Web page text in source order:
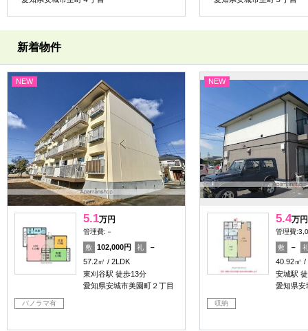
新着物件
NEW
5.1万円
管理費:－
敷 102,000円 礼
－
57.2㎡
2LDK
東刈谷駅 徒歩13分
愛知県安城市美園町２丁目
パノラマ有
NEW
5.4万円
管理費
敷 －
40.92㎡
安城駅
愛知県安
収納